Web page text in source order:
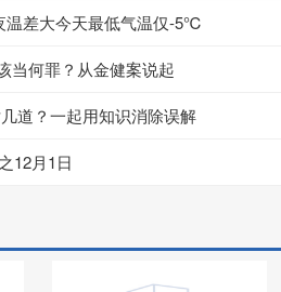
温差大今天最低气温仅-5℃
当何罪？从金健案说起
道？一起用知识消除误解
12月1日